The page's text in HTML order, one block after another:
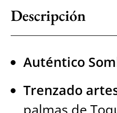
Descripción
Auténtico
Trenzado